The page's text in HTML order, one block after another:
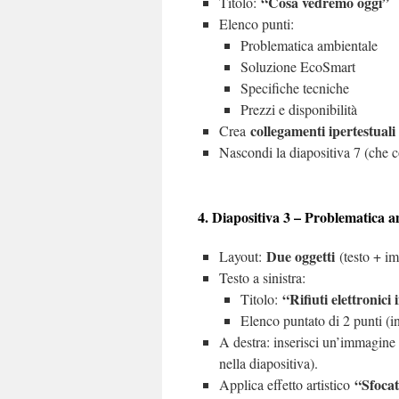
Elenco punti:
Problematica ambientale
Soluzione EcoSmart
Specifiche tecniche
Prezzi e disponibilità
Crea collegamenti ipertestuali
Nascondi la diapositiva 7 (che
4. Diapositiva 3 – Problematica
Layout: Due oggetti (testo +
Testo a sinistra:
Titolo: “Rifiuti elettronici
Elenco puntato di 2 punti
A destra: inserisci
nella diapositiva).
Applica effetto artistico